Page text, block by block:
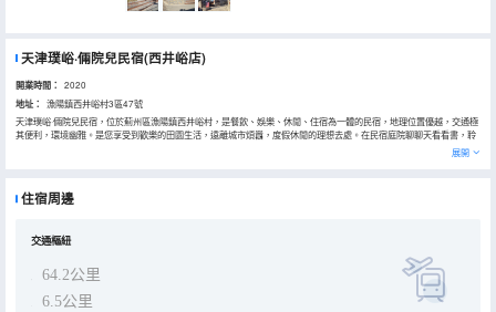
天津璞峪·倆院兒民宿(西井峪店)
開業時間： 2020
地址：
漁陽鎮西井峪村3區47號
天津璞峪·倆院兒民宿，位於薊州區漁陽鎮西井峪村，是餐飲、娛樂、休閒、住宿為一體的民宿，地理位置優越，交通極
其便利，環境幽雅。是您享受到歡樂的田園生活，遠離城市煩囂，度假休閒的理想去處。在民宿庭院聊聊天看看書，聆
聽大自然的聲音，這樣的感受讓您很放鬆，很自然，能更好的體驗不一樣的生活節奏。民宿主人為您準備了豐富的營養
早餐，輕輕開啟美好幸福的一天。一屋一院，滿足了中國人的庭院情節，中式房間內的每個物件均保持着原有的古風古
屏高清投影儀，一切都那麼經典又實用，有着知性的質樸感，民宿主人只為卸下您一天的疲憊，讓您安睡！找個時間、
皆風景，讓您和朋友一起度過一個流連忘返的週末。周邊景點：盤山、車神架、黃崖關長城、九山頂、郭家溝、梨木
展開
住宿周邊
交通樞紐
64.2公里
6.5公里